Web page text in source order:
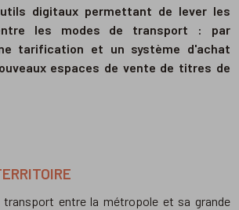
digitaux permettant de lever les
les modes de transport : par
tarification et un système d'achat
espaces de vente de titres de
entre la métropole et sa grande